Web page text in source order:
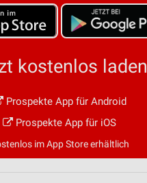
kostenlos laden
Prospekte App für Android
Prospekte App für iOS
im App Store erhältlich